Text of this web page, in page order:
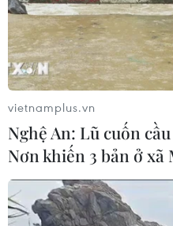
Sơn La công bố tình
về thiên tai với hai xã
Lầu
08/08/2026 03:53
Kết luận số 75-KL/TW:
động thích ứng với biến
08/08/2026 02:53
vietnamplus.vn
Nghệ An: Lũ cuốn
Nơn khiến 3 bản ở xã